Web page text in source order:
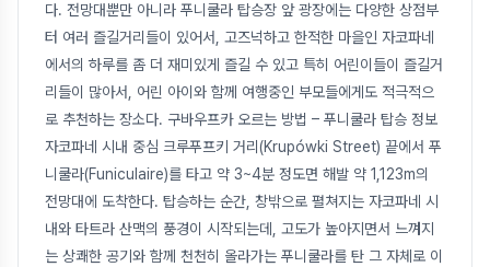
다. 전망대뿐만 아니라 푸니쿨라 탑승장 앞 광장에는 다양한 상점부
터 여러 즐길거리들이 있어서, 고즈넉하고 한적한 마을인 자코파네
에서의 하루를 좀 더 재미있게 즐길 수 있고 특히 어린이들이 즐길거
리들이 많아서, 어린 아이와 함께 여행중인 부모들에게도 적극적으
로 추천하는 장소다. 구바우프카 오르는 방법 – 푸니쿨라 탑승 정보
자코파네 시내 중심 크루푸프키 거리(Krupówki Street) 끝에서 푸
니쿨라(Funiculaire)를 타고 약 3~4분 정도면 해발 약 1,123m의
전망대에 도착한다. 탑승하는 순간, 창밖으로 펼쳐지는 자코파네 시
내와 타트라 산맥의 풍경이 시작되는데, 고도가 높아지면서 느껴지
는 상쾌한 공기와 함께 천천히 올라가는 푸니쿨라를 탄 그 자체로 이